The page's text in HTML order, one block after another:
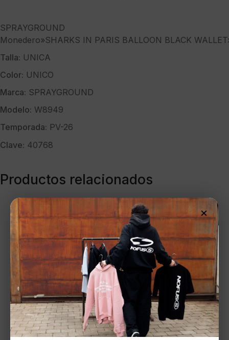
SPRAYGROUND
Monedero»SHARKS IN PARIS BALLOON BLACK
Talla: UNICA
Color: UNICO
Marca: SPRAYGROUND
Modelo: W8949
Temporada: PV-26
Clave: 40768
Productos relacionados
×